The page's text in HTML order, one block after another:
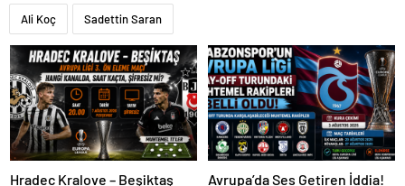
Ali Koç Sadettin Saran
Hradec Kralove – Beşiktaş Avrupa’da Ses Getiren İddia!